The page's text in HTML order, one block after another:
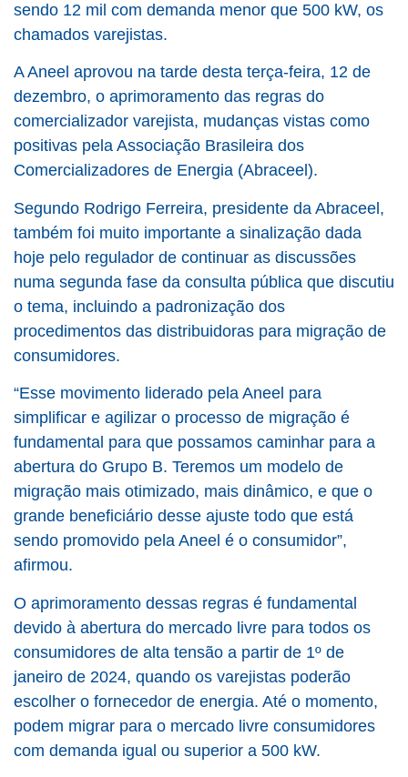
sendo 12 mil com demanda menor que 500 kW, os
chamados varejistas.
A Aneel aprovou na tarde desta terça-feira, 12 de
dezembro, o aprimoramento das regras do
comercializador varejista, mudanças vistas como
positivas pela Associação Brasileira dos
Comercializadores de Energia (Abraceel).
Segundo Rodrigo Ferreira, presidente da Abraceel,
também foi muito importante a sinalização dada
hoje pelo regulador de continuar as discussões
numa segunda fase da consulta pública que discutiu
o tema, incluindo a padronização dos
procedimentos das distribuidoras para migração de
consumidores.
“Esse movimento liderado pela Aneel para
simplificar e agilizar o processo de migração é
fundamental para que possamos caminhar para a
abertura do Grupo B. Teremos um modelo de
migração mais otimizado, mais dinâmico, e que o
grande beneficiário desse ajuste todo que está
sendo promovido pela Aneel é o consumidor”,
afirmou.
O aprimoramento dessas regras é fundamental
devido à abertura do mercado livre para todos os
consumidores de alta tensão a partir de 1º de
janeiro de 2024, quando os varejistas poderão
escolher o fornecedor de energia. Até o momento,
podem migrar para o mercado livre consumidores
com demanda igual ou superior a 500 kW.